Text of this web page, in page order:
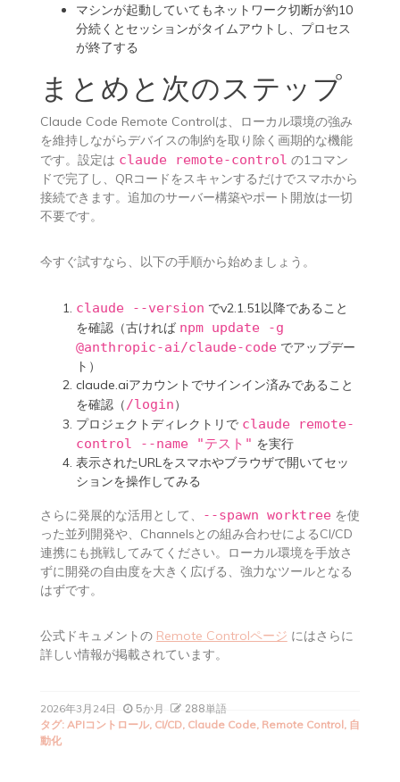
マシンが起動していてもネットワーク切断が約10
分続くとセッションがタイムアウトし、プロセス
が終了する
まとめと次のステップ
Claude Code Remote Controlは、ローカル環境の強み
を維持しながらデバイスの制約を取り除く画期的な機能
です。設定は claude remote-control の1コマン
ドで完了し、QRコードをスキャンするだけでスマホから
接続できます。追加のサーバー構築やポート開放は一切
不要です。
今すぐ試すなら、以下の手順から始めましょう。
claude --version でv2.1.51以降であること
を確認（古ければ npm update -g
@anthropic-ai/claude-codeでアップデー
ト）
claude.aiアカウントでサインイン済みであること
を確認（ /login）
プロジェクトディレクトリで claude remote-
control --name "テスト" を実行
表示されたURLをスマホやブラウザで開いてセッ
ションを操作してみる
さらに発展的な活用として、 --spawn worktreeを使
った並列開発や、Channelsとの組み合わせによるCI/CD
連携にも挑戦してみてください。ローカル環境を手放さ
ずに開発の自由度を大きく広げる、強力なツールとなる
はずです。
公式ドキュメントの Remote Controlページ にはさらに
詳しい情報が掲載されています。
2026年3月24日 5か月 288単語
タグ: APIコントロール, CI/CD, Claude Code, Remote Control, 自
動化